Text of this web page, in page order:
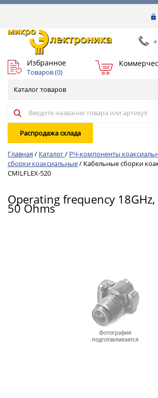
Избранное
Товаров (0)
Каталог товаров
Распродажа склада
Главная / Каталог/ РЧ-компоненты
сборки коаксиальные/ Кабельные сборки
CMILFLEX-520
Operating frequency
50 Ohms